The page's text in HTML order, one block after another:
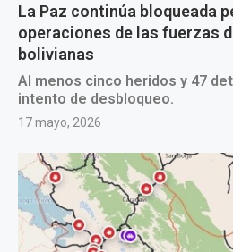
La Paz continúa bloqueada
operaciones de las fuerzas
bolivianas
Al menos cinco heridos y 47
intento de desbloqueo.
17 mayo, 2026